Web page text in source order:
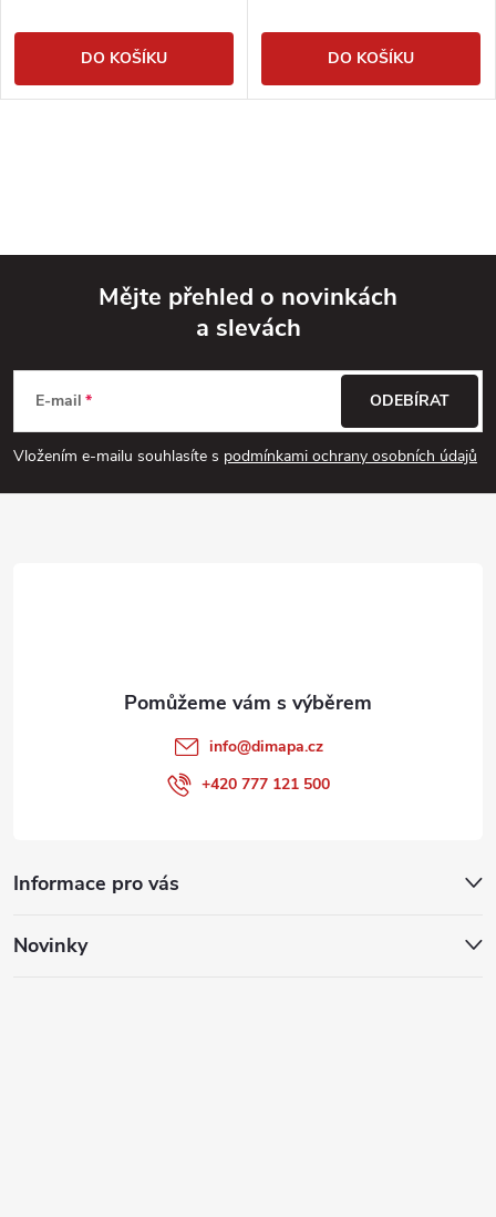
DO KOŠÍKU DO KOŠÍKU
p
a
Mějte přehled o novinkách
a slevách
E-mail
Vložením e-mailu souhlasíte s podmínkami ochrany osobních údajů
ODEBÍRAT
Informace pro vás
Novinky
info@dimapa.cz
+420 777 121 500